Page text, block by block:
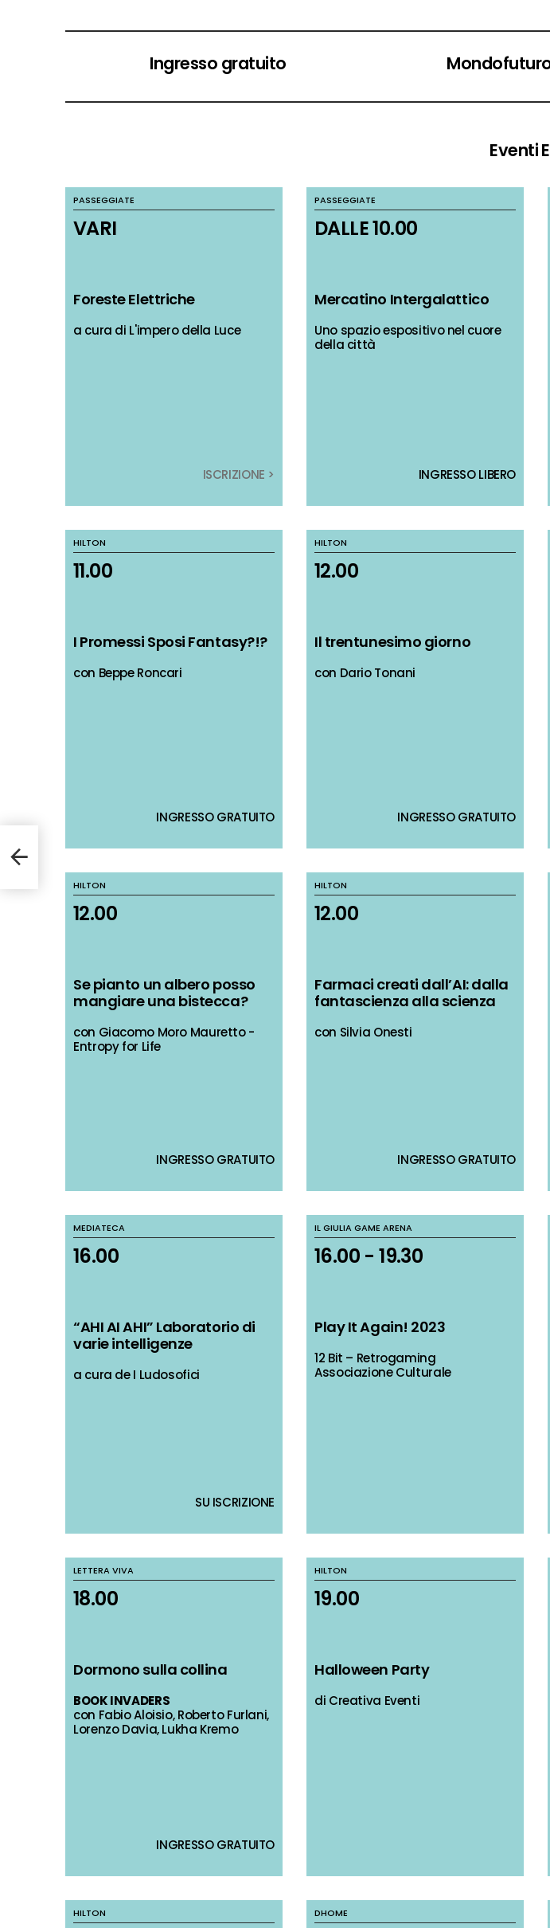
Ingresso gratuito
Eventi
PASSEGGIATE
VARI
Foreste Elettriche
a cura di L'impero della Luce
ISCRIZIONE >
PASSEGGIATE
VARI
Foreste Elettriche
a cura di L'impero della Luce
ISCRIZIONE >
PASSEGGIATE
DALLE 10.00
Mercatino Intergalattico
Uno spazio espositivo nel cuore
della città
INGRESSO LIBERO
PASSEGGIATE
DALLE 10.00
Mercatino Intergalattico
Uno spazio espositivo nel cuore
della città
INGRESSO LIBERO
HILTON
11.00
I Promessi Sposi Fantasy?!?
con Beppe Roncari
INGRESSO GRATUITO
HILTON
11.00
I Promessi Sposi Fantasy?!?
con Beppe Roncari
INGRESSO GRATUITO
HILTON
12.00
Il trentunesimo giorno
con Dario Tonani
INGRESSO GRATUITO
HILTON
12.00
Il trentunesimo giorno
con Dario Tonani
INGRESSO GRATUITO
HILTON
12.00
Se pianto un albero posso
mangiare una bistecca?
con Giacomo Moro Mauretto -
Entropy for Life
INGRESSO GRATUITO
HILTON
12.00
Se pianto un albero posso
mangiare una bistecca?
con Giacomo Moro Mauretto -
Entropy for Life
INGRESSO GRATUITO
HILTON
12.00
Farmaci creati dall’AI: dalla
fantascienza alla scienza
con Silvia Onesti
INGRESSO GRATUITO
HILTON
12.00
Farmaci creati dall’AI: dalla
fantascienza alla scienza
con Silvia Onesti
INGRESSO GRATUITO
MEDIATECA
16.00
“AHI AI AHI” Laboratorio di
varie intelligenze
a cura de I Ludosofici
SU ISCRIZIONE
MEDIATECA
16.00
“AHI AI AHI” Laboratorio di
varie intelligenze
a cura de I Ludosofici
SU ISCRIZIONE
IL GIULIA GAME ARENA
16.00 - 19.30
Play It Again! 2023
12 Bit – Retrogaming
Associazione Culturale
IL GIULIA GAME ARENA
16.00 - 19.30
Play It Again! 2023
12 Bit – Retrogaming
Associazione Culturale
LETTERA VIVA
18.00
Dormono sulla collina
BOOK INVADERS
con Fabio Aloisio, Roberto Furlani,
Lorenzo Davia, Lukha Kremo
INGRESSO GRATUITO
LETTERA VIVA
18.00
Dormono sulla collina
BOOK INVADERS
con Fabio Aloisio, Roberto Furlani,
Lorenzo Davia, Lukha Kremo
INGRESSO GRATUITO
HILTON
19.00
Halloween Party
di Creativa Eventi
HILTON
19.00
Halloween Party
di Creativa Eventi
HILTON
HILTON DHOME
DHOME